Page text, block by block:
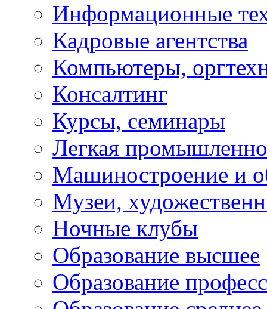
Информационные
Кадровые агентства
Компьютеры,
Консалтинг
Курсы, семинары
Легкая
Машиностроение и
Музеи,
Ночные клубы
Образование высшее
Образование